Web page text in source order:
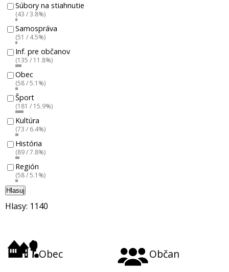
Súbory na stiahnutie
(43 / 3.8%)
Samospráva
(51 / 4.5%)
Inf. pre občanov
(135 / 11.8%)
Obec
(58 / 5.1%)
Šport
(181 / 15.9%)
Kultúra
(73 / 6.4%)
História
(89 / 7.8%)
Región
(58 / 5.1%)
Hlasuj
Hlasy: 1140
Obec Občan